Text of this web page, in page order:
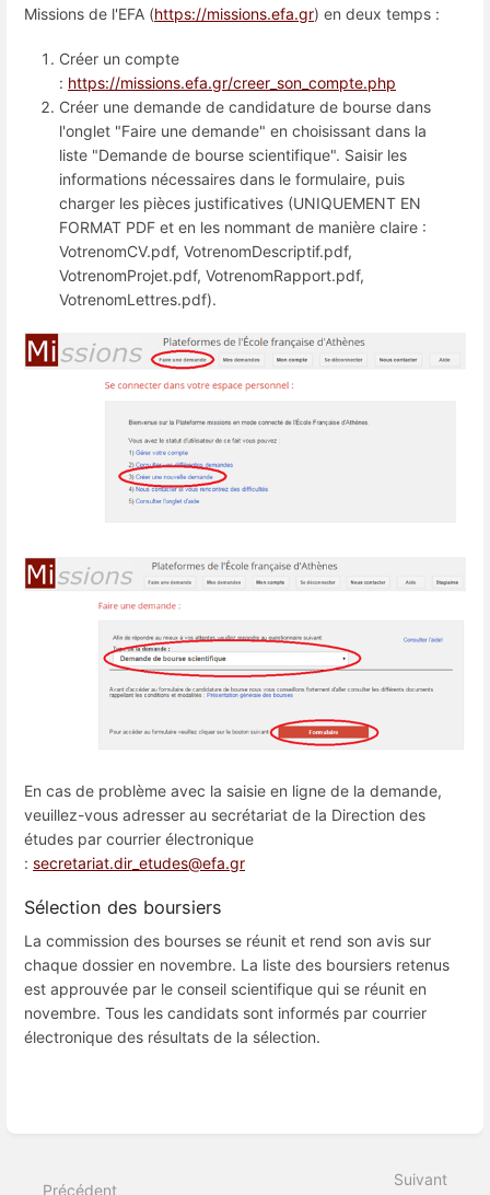
Missions de l'EFA (https://missions.efa.gr) en deux temps :
Créer un compte
: https://missions.efa.gr/creer_son_compte.php
Créer une demande de candidature de bourse dans
l'onglet "Faire une demande" en choisissant dans la
liste "Demande de bourse scientifique". Saisir les
informations nécessaires dans le formulaire, puis
charger les pièces justificatives (UNIQUEMENT EN
FORMAT PDF et en les nommant de manière claire :
VotrenomCV.pdf, VotrenomDescriptif.pdf,
VotrenomProjet.pdf, VotrenomRapport.pdf,
VotrenomLettres.pdf).
En cas de problème avec la saisie en ligne de la demande,
veuillez-vous adresser au secrétariat de la Direction des
études par courrier électronique
: secretariat.dir_etudes@efa.gr
Sélection des boursiers
La commission des bourses se réunit et rend son avis sur
chaque dossier en novembre. La liste des boursiers retenus
est approuvée par le conseil scientifique qui se réunit en
novembre. Tous les candidats sont informés par courrier
électronique des résultats de la sélection.
dePrécédent
Suivant